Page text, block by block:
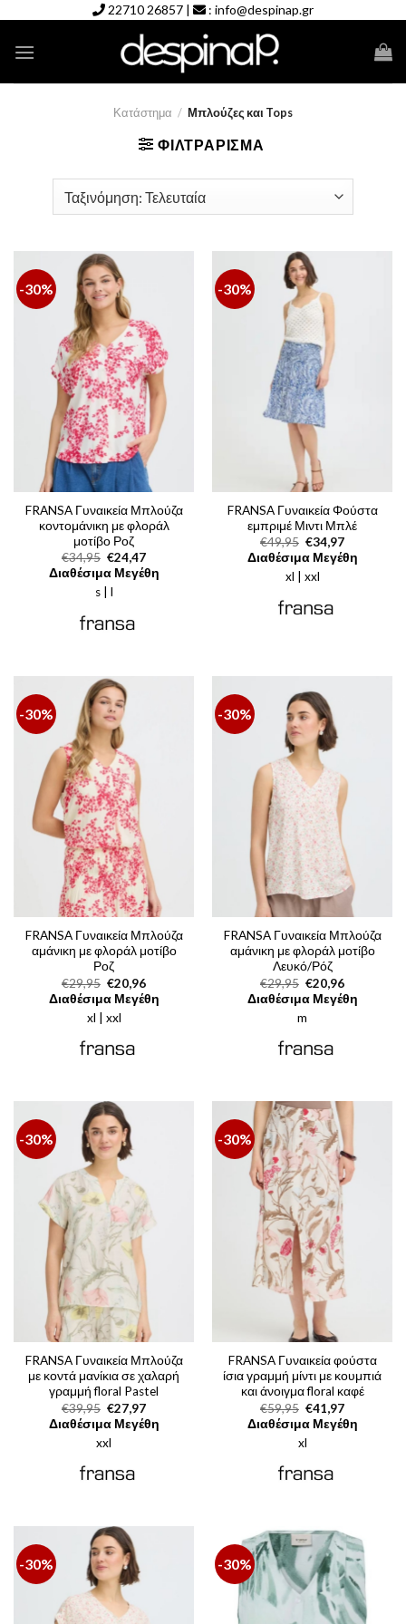
content
22710 26857 | : info@despinap.gr
Κατάστημα / Μπλούζες και Tops
ΦΙΛΤΡΆΡΙΣΜΑ
-30%
FRANSA Γυναικεία Μπλούζα
κοντομάνικη με φλοράλ
μοτίβο Ροζ
€34,95 Original
price
was:
€34,95.
€24,47Η
τρέχουσα
τιμή
Διαθέσιμα Μεγέθη
s | l
-30%
FRANSA Γυναικεία Φούστα
εμπριμέ Μιντι Μπλέ
€49,95 Original
price
was:
€49,95.
€34,97Η
τρέχουσα
τιμή
Διαθέσιμα Μεγέθη
xl | xxl
-30%
FRANSA Γυναικεία Μπλούζα
αμάνικη με φλοράλ μοτίβο
Ροζ
€29,95 Original
price
was:
€29,95.
€20,96Η
τρέχουσα
τιμή
Διαθέσιμα Μεγέθη
xl | xxl
-30%
FRANSA Γυναικεία Μπλούζα
αμάνικη με φλοράλ μοτίβο
Λευκό/Ρόζ
€29,95 Original
price
was:
€29,95.
€20,96Η
τρέχουσα
τιμή
Διαθέσιμα Μεγέθη
m
-30%
FRANSA Γυναικεία Μπλούζα
με κοντά μανίκια σε χαλαρή
γραμμή floral Pastel
€39,95 Original
price
was:
€39,95.
€27,97Η
τρέχουσα
τιμή
Διαθέσιμα Μεγέθη
xxl
-30%
FRANSA Γυναικεία φούστα
ίσια γραμμή μίντι με κουμπιά
και άνοιγμα floral καφέ
€59,95 Original
price
was:
€59,95.
€41,97Η
τρέχουσα
τιμή
Διαθέσιμα Μεγέθη
xl
-30% -30%